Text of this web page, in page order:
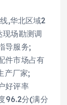
,华北区域2
现场勘测调
导服务;
件市场占有
产厂家;
好评率
96.2分(满分